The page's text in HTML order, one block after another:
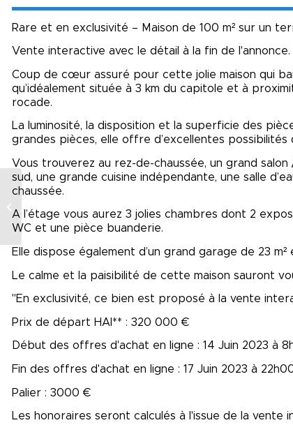
Rare et en exclusivité – Maison de 100 m² sur un
Vente interactive avec le détail à la fin de l'annonce.
Coup de cœur assuré pour cette jolie maison qui
qu’idéalement située à 3 km du capitole et à
rocade.
La luminosité, la disposition et la superficie des
grandes pièces, elle offre d’excellentes possibilités
Vous trouverez au rez-de-chaussée, un grand
sud, une grande cuisine indépendante, une salle
chaussée.
A l’étage vous aurez 3 jolies chambres dont 2
WC et une pièce buanderie.
Elle dispose également d’un grand garage de 23
Le calme et la paisibilité de cette maison sauront
"En exclusivité, ce bien est proposé à la vente
Prix de départ HAI** : 320 000 €
Début des offres d'achat en ligne : 14 Juin 2023 à
Fin des offres d'achat en ligne : 17 Juin 2023 à
Palier : 3000 €
Les honoraires seront calculés à l'issue de la vente
Toulouse